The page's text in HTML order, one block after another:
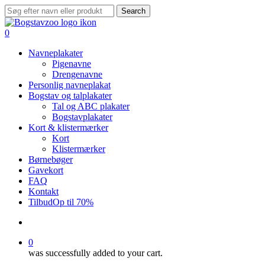
Skip
to
main
Search
Close
Search
search
0
Navneplakater
Pigenavne
Drengenavne
Personlig navneplakat
Bogstav og talplakater
Tal og ABC plakater
Bogstavplakater
Kort & klistermærker
Kort
Klistermærker
Børnebøger
Gavekort
FAQ
Kontakt
TilbudOp til 70%
0
was successfully added to your cart.